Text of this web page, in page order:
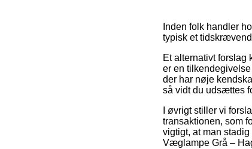
Inden folk handler
typisk et
Et alternativt
er en
der har nøje
så vidt du udsættes
I øvrigt stiller vi
transaktionen, som
vigtigt, at man
Væglampe Grå –